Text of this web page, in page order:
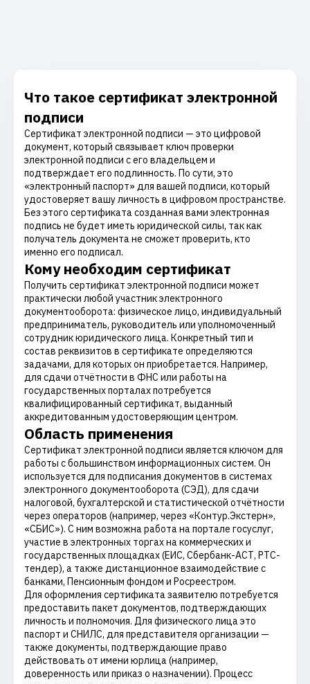
Что такое сертификат электронной
подписи
Сертификат электронной подписи — это цифровой
документ, который связывает ключ проверки
электронной подписи с его владельцем и
подтверждает его подлинность. По сути, это
«электронный паспорт» для вашей подписи, который
удостоверяет вашу личность в цифровом пространстве.
Без этого сертификата созданная вами электронная
подпись не будет иметь юридической силы, так как
получатель документа не сможет проверить, кто
именно его подписал.
Кому необходим сертификат
Получить сертификат электронной подписи может
практически любой участник электронного
документооборота: физическое лицо, индивидуальный
предприниматель, руководитель или уполномоченный
сотрудник юридического лица. Конкретный тип и
состав реквизитов в сертификате определяются
задачами, для которых он приобретается. Например,
для сдачи отчётности в ФНС или работы на
государственных порталах потребуется
квалифицированный сертификат, выданный
аккредитованным удостоверяющим центром.
Область применения
Сертификат электронной подписи является ключом для
работы с большинством информационных систем. Он
используется для подписания документов в системах
электронного документооборота (СЭД), для сдачи
налоговой, бухгалтерской и статистической отчётности
через операторов (например, через «Контур.Экстерн»,
«СБИС»). С ним возможна работа на портале госуслуг,
участие в электронных торгах на коммерческих и
государственных площадках (ЕИС, Сбербанк-АСТ, РТС-
тендер), а также дистанционное взаимодействие с
банками, Пенсионным фондом и Росреестром.
Для оформления сертификата заявителю потребуется
предоставить пакет документов, подтверждающих
личность и полномочия. Для физического лица это
паспорт и СНИЛС, для представителя организации —
также документы, подтверждающие право
действовать от имени юрлица (например,
доверенность или приказ о назначении). Процесс